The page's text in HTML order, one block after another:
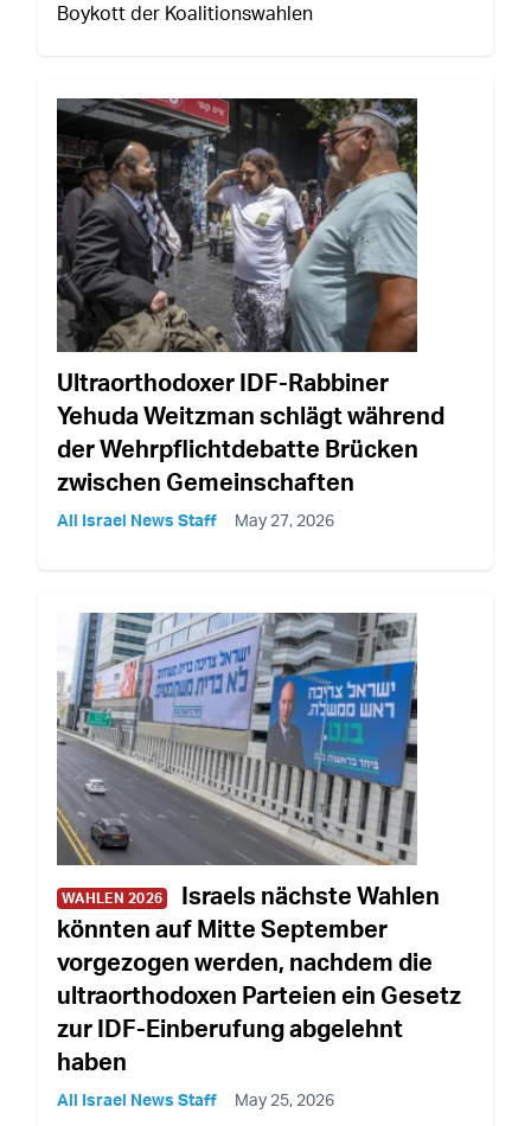
Boykott der Koalitionswahlen
Ultraorthodoxer IDF-Rabbiner
Yehuda Weitzman schlägt während
der Wehrpflichtdebatte Brücken
zwischen Gemeinschaften
All Israel News Staff May 27, 2026
WAHLEN 2026
Israels nächste Wahlen
könnten auf Mitte September
vorgezogen werden, nachdem die
ultraorthodoxen Parteien ein Gesetz
zur IDF-Einberufung abgelehnt
haben
All Israel News Staff May 25, 2026